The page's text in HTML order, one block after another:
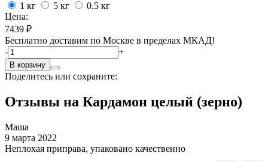
1 кг
5 кг
0.5 кг
Цена:
7439 ₽
Бесплатно доставим по Москве в пределах МКАД!
-
+
В корзину
Поделитесь или сохраните:
Отзывы на Кардамон целый (зерно)
Маша
9 марта 2022
Неплохая приправа, упаковано качественно